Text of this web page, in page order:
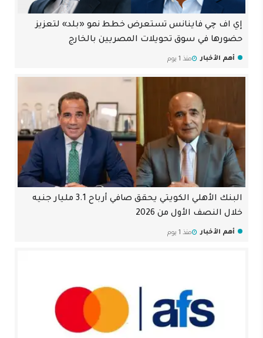
إي اف چي فاينانس تستعرض خطط نمو «بلد» لتعزيز
حضورها في سوق تحويلات المصريين بالخارج
أهم الأخبار منذ 1 يوم
البنك الأهلي الكويتي يحقق صافي أرباح 3.1 مليار جنيه
خلال النصف الأول من 2026
أهم الأخبار منذ 1 يوم